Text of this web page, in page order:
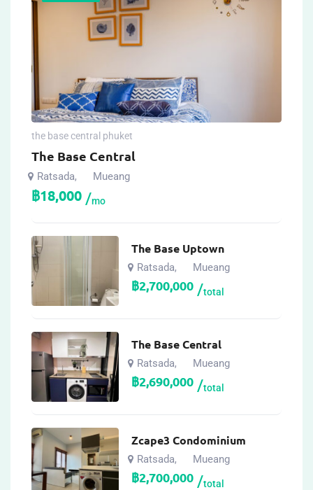
the base central phuket
The Base Central
Ratsada, Mueang
฿18,000 mo
The Base Uptown
Ratsada, Mueang
฿2,700,000 total
The Base Central
Ratsada, Mueang
฿2,690,000 total
Zcape3 Condominium
Ratsada, Mueang
฿2,700,000 total